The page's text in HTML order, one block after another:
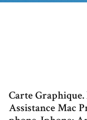
Carte
Assistance Mac